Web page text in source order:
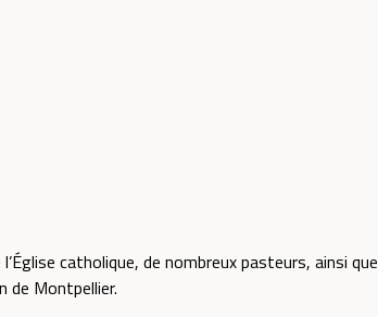
catholique, de nombreux pasteurs, ainsi que
de Montpellier.